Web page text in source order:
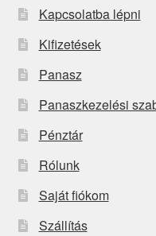
Kapcsolatba lépni
Kifizetések
Panasz
Panaszkezelési
Pénztár
Rólunk
Saját fiókom
Szállítás